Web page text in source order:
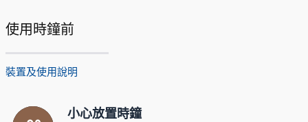
使用時鐘前
裝置及使用說明
小心放置時鐘